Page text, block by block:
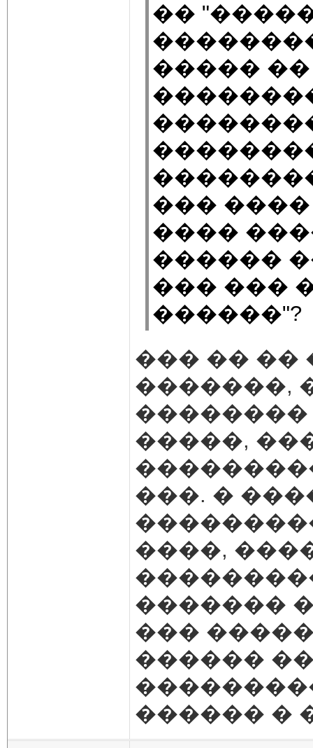
��
�����
���
����
������
��� ���
������"?
��� �� ��
�������,
��������
�����,
���. �
����,
�������
���
������
������ �